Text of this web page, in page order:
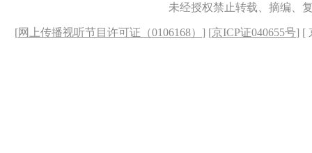
未经授权禁止转载、摘编、
[网上传播视听节目许可证（0106168） ] [京ICP证040655号] [